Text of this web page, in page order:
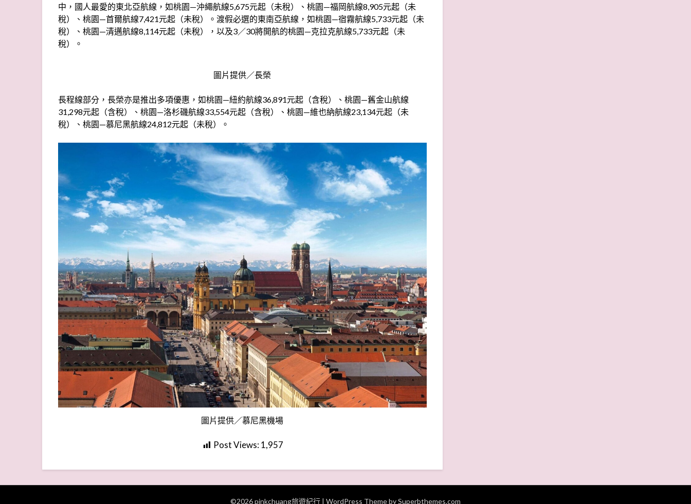
中，國人最愛的東北亞航線，如桃園—沖繩航線5,675元起（未稅）、桃園—福岡航線8,905元起（未
稅）、桃園—首爾航線7,421元起（未稅）。渡假必選的東南亞航線，如桃園—宿霧航線5,733元起（未
稅）、桃園—清邁航線8,114元起（未稅），以及3／30將開航的桃園—克拉克航線5,733元起（未
稅）。
圖片提供／長榮
長程線部分，長榮亦是推出多項優惠，如桃園—紐約航線36,891元起（含稅）、桃園—舊金山航線
31,298元起（含稅）、桃園—洛杉磯航線33,554元起（含稅）、桃園—維也納航線23,134元起（未
稅）、桃園—慕尼黑航線24,812元起（未稅）。
圖片提供／慕尼黑機場
Post Views:1,957
©2026 pinkchuang旅遊紀行 | WordPress Theme bySuperbthemes.com